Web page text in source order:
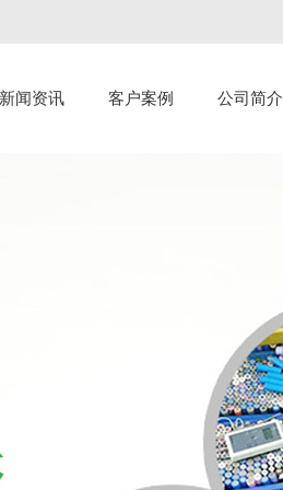
新闻资讯 客户案例 公司简介